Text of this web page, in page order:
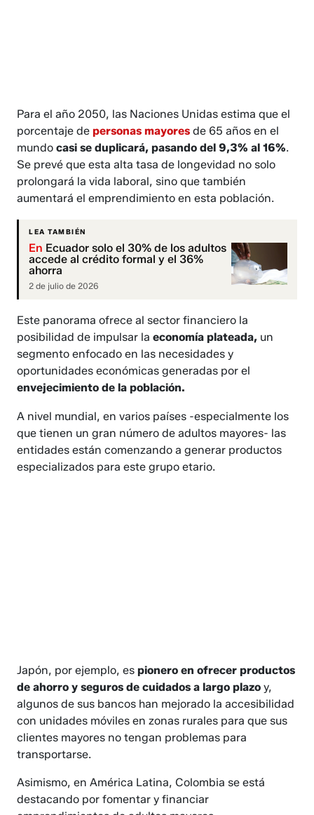
Para el año 2050, las Naciones Unidas estima que el
porcentaje depersonas mayores de 65 años en el
mundocasi se duplicará, pasando del 9,3% al 16%.
Se prevé que esta alta tasa de longevidad no solo
prolongará la vida laboral, sino que también
aumentará el emprendimiento en esta población.
LEA TAMBIÉN
En Ecuador solo el 30% de los adultos
accede al crédito formal y el 36%
ahorra
2 de julio de 2026
Este panorama ofrece al sector financiero la
posibilidad de impulsar laeconomía plateada, un
segmento enfocado en las necesidades y
oportunidades económicas generadas por el
envejecimiento de la población.
A nivel mundial, en varios países -especialmente los
que tienen un gran número de adultos mayores- las
entidades están comenzando a generar productos
especializados para este grupo etario.
Japón, por ejemplo, espionero en ofrecer productos
de ahorro y seguros de cuidados a largo plazo y,
algunos de sus bancos han mejorado la accesibilidad
con unidades móviles en zonas rurales para que sus
clientes mayores no tengan problemas para
transportarse.
Asimismo, en América Latina, Colombia se está
destacando por fomentar y financiar